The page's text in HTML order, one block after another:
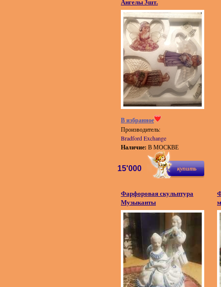
В избранное
Производитель:
Bradford Exchange
Наличие: В МОСКВЕ
купить
15'000
Фарфоровая скульптура
Музыканты